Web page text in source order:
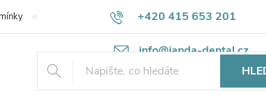
+420 415 653 201
info@janda-dental.cz
Potřebujete poradit? Ochrana osobních údajů